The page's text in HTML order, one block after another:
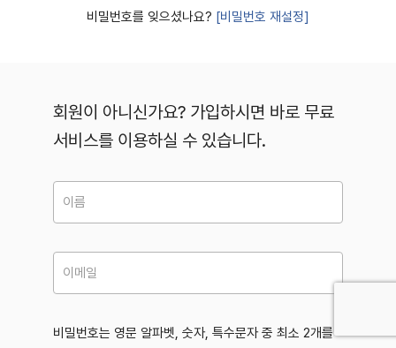
비밀번호를 잊으셨나요? [비밀번호 재설정]
회원이 아니신가요? 가입하시면 바로 무료
서비스를 이용하실 수 있습니다.
비밀번호는 영문 알파벳, 숫자, 특수문자 중 최소 2개를